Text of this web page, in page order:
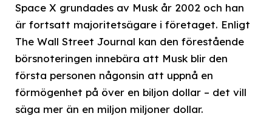
Space X grundades av Musk år 2002 och han
är fortsatt majoritetsägare i företaget. Enligt
The Wall Street Journal kan den förestående
börsnoteringen innebära att Musk blir den
första personen någonsin att uppnå en
förmögenhet på över en biljon dollar – det vill
säga mer än en miljon miljoner dollar.